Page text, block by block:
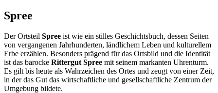
Spree
Der Ortsteil Spree ist wie ein stilles Geschichtsbuch, dessen Seiten
von vergangenen Jahrhunderten, ländlichem Leben und kulturellem
Erbe erzählen. Besonders prägend für das Ortsbild und die Identität
ist das barocke Rittergut Spree mit seinem markanten Uhrenturm.
Es gilt bis heute als Wahrzeichen des Ortes und zeugt von einer Zeit,
in der das Gut das wirtschaftliche und gesellschaftliche Zentrum der
Umgebung bildete.